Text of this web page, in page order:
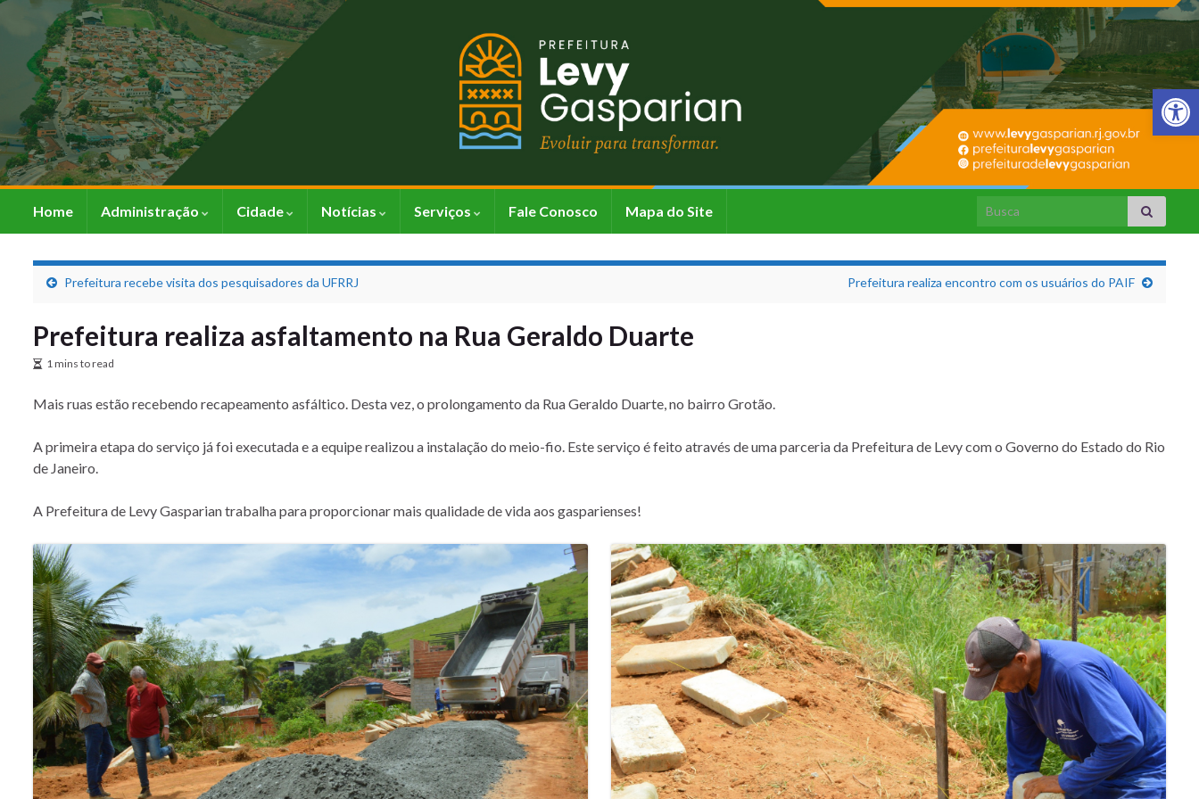
Barra de
Home Administração Cidade Notícias Serviços Fale Conosco Mapa do Site Search for:
Prefeitura recebe visita dos pesquisadores da UFRRJ Prefeitura realiza encontro com os usuários do PAIF
Prefeitura realiza asfaltamento na Rua Geraldo Duarte
1 mins to read
Mais ruas estão recebendo recapeamento asfáltico. Desta vez, o prolongamento da Rua Geraldo Duarte, no bairro Grotão.
A primeira etapa do serviço já foi executada e a equipe realizou a instalação do meio-fio. Este serviço é feito através de uma parceria da Prefeitura de Levy com o Governo do Estado do Rio
de Janeiro.
A Prefeitura de Levy Gasparian trabalha para proporcionar mais qualidade de vida aos gasparienses!